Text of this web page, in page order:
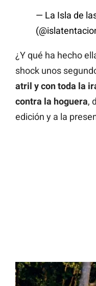
— La Isla de
¿Y qué ha hecho
shock unos
atril y con toda la
contra la hoguera,
edición y a la